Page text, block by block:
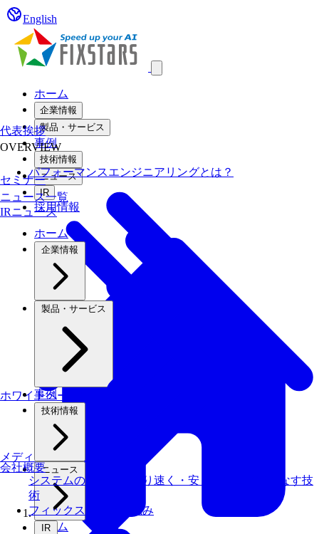
English
ホーム
企業情報
製品・サービス
事例
技術情報
セミナー
ホワイトペーパー
ニュース
ニュース一覧
メディアライブラリ
IR
採用情報
ホーム
企業情報
製品・サービス
事例
技術情報
ニュース
IR
代表挨拶
会社概要
OVERVIEW
パフォーマンスエンジニアリングとは？
システムの仕事を、より速く・安く・省エネでこなす技
術
フィックスターズの​強み
IRニュース
ホーム